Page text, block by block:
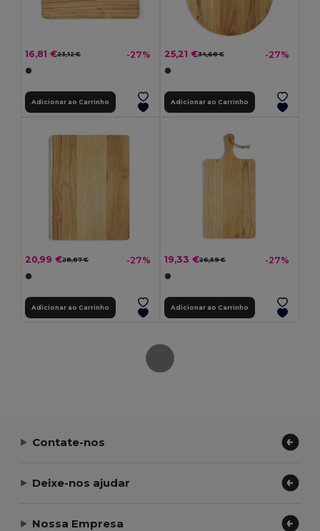
16,81 €23,12 € -27%
Adicionar ao Carrinho
25,21 €34,68 € -27%
Adicionar ao Carrinho
20,99 €28,87 € -27%
Adicionar ao Carrinho
19,33 €26,59 € -27%
Adicionar ao Carrinho
Contate-nos
Deixe-nos ajudar
Nossa Empresa